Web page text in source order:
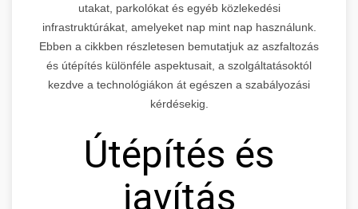
utakat, parkolókat és egyéb közlekedési
infrastruktúrákat, amelyeket nap mint nap használunk.
Ebben a cikkben részletesen bemutatjuk az aszfaltozás
és útépítés különféle aspektusait, a szolgáltatásoktól
kezdve a technológiákon át egészen a szabályozási
kérdésekig.
Útépítés és
javítás